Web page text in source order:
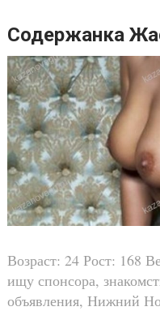
Содержанка
Возраст: 24 Рост: 168
ищу спонсора,
объявления, Нижний